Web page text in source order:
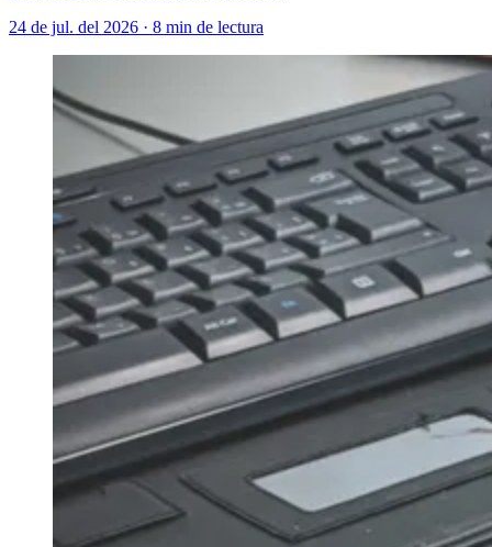
24 de jul. del 2026 · 8 min de lectura